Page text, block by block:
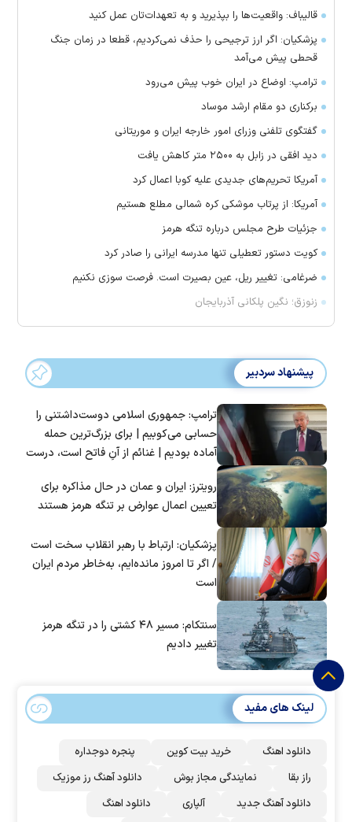
قالیباف: واقعیت‌ها را بپذیرید و به تعهدات‌تان عمل کنید
پزشکیان: اگر ارز ترجیحی را حذف نمی‌کردیم، قطعا در زمان جنگ
قحطی پیش می‌آمد
ترامپ: اوضاع در ایران خوب پیش می‌رود
برکناری دو مقام ارشد موساد
گفتگوی تلفنی وزرای امور خارجه ایران و موریتانی
دید افقی در زابل به ۲۵۰۰ متر کاهش یافت
آمریکا تحریم‌های جدیدی علیه کوبا اعمال کرد
آمریکا: از پرتاب موشکی کره شمالی مطلع هستیم
جزئیات طرح مجلس درباره تنگه هرمز
کویت دستور تعطیلی تنها مدرسه ایرانی را صادر کرد
ضرغامی: تغییر ریل، عین بصیرت است. فرصت سوزی نکنیم
زنوزق؛ نگین پلکانی آذربایجان
پیشنهاد سردبیر
ترامپ: جمهوری اسلامی دوست‌داشتنی را
حسابی می‌کوبیم | برای بزرگ‌ترین حمله
آماده بودیم | غنائم از آنِ فاتح است، درست
رویترز: ایران و عمان در حال مذاکره برای
تعیین اعمال عوارض بر تنگه هرمز هستند
پزشکیان: ارتباط با رهبر انقلاب سخت است
/ اگر تا امروز مانده‌ایم، به‌خاطر مردم ایران
است
سنتکام: مسیر ۴۸ کشتی را در تنگه هرمز
تغییر دادیم
لینک های مفید
دانلود اهنگ خرید بیت کوین
پنجره دوجداره
راز بقا
نمایندگی مجاز بوش
دانلود آهنگ رز‌ موزیک
دانلود آهنگ جدید
آلپاری
دانلود اهنگ